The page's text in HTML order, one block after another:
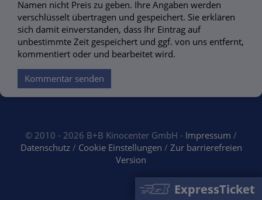
ExpressTicket
Namen nicht Preis zu geben. Ihre Angaben werden
verschlüsselt übertragen und gespeichert. Sie erklären
sich damit einverstanden, dass Ihr Eintrag auf
unbestimmte Zeit gespeichert und ggf. von uns entfernt,
kommentiert oder und bearbeitet wird.
Kommentar senden
© 2010 - 2026 B+B Kinocenter GmbH - Impressum /
Datenschutz/ Cookie Einstellungen / Zur barrierefreien
Version